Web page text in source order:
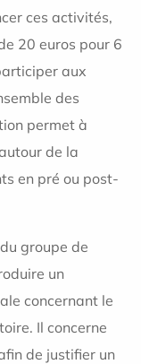
ces activités,
20 euros pour 6
aux
des
permet à
de la
en pré ou post-
groupe de
un
concernant le
Il concerne
de justifier un